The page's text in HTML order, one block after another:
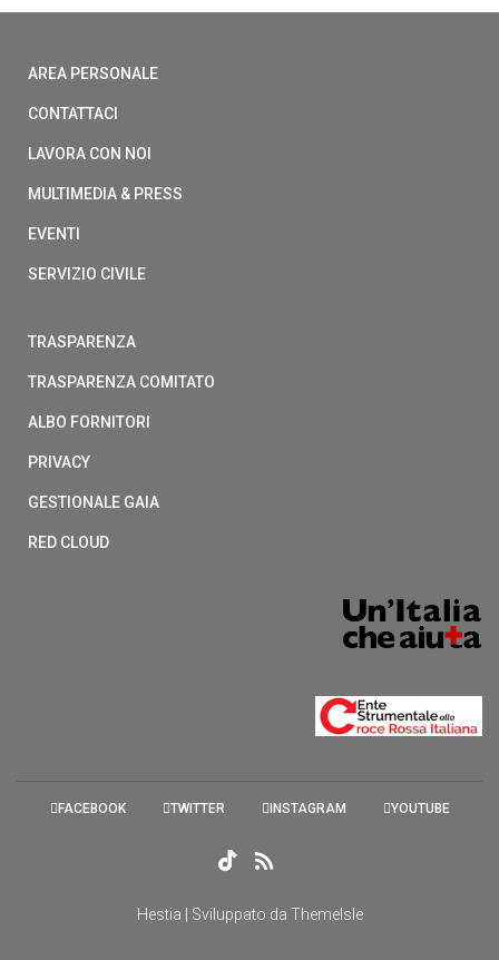
AREA PERSONALE
CONTATTACI
LAVORA CON NOI
MULTIMEDIA & PRESS
EVENTI
SERVIZIO CIVILE
TRASPARENZA
TRASPARENZA COMITATO
ALBO FORNITORI
PRIVACY
GESTIONALE GAIA
RED CLOUD
FACEBOOK TWITTER INSTAGRAM YOUTUBE
Hestia | Sviluppato da ThemeIsle